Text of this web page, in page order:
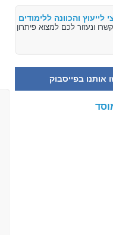
והכוונה ללימודים
אותנו בפייסבוק